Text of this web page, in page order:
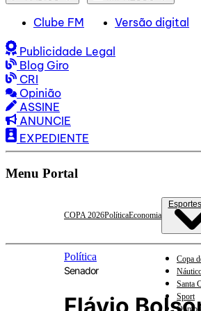
Clube FM Versão digital
Publicidade Legal
Blog Giro
CRI
Opinião
ASSINE
ANUNCIE
EXPEDIENTE
Menu Portal
COPA 2026PolíticaEconomia
Copa
Santa
Sport
Política
Senador